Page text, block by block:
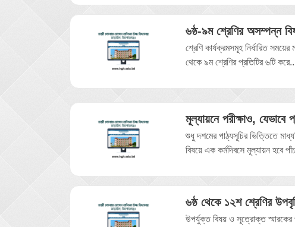
শ্রেণি কার্যক্রমসমূহ নির্ধারিত
থেকে ৯ম শ্রেণির প্রতিটির ৬টি
মূল্যায়নে পরীক্ষাও, যেভাবে
শুধু দশমের পাঠ্যসূচির ভিত্তিতে
বিষয়ে এক কর্মদিবসে মূল্যায়ন হবে
৬ষ্ঠ থেকে ১২শ শ্রেণির
উপর্যুক্ত বিষয় ও সূত্রোক্ত স্মারকের